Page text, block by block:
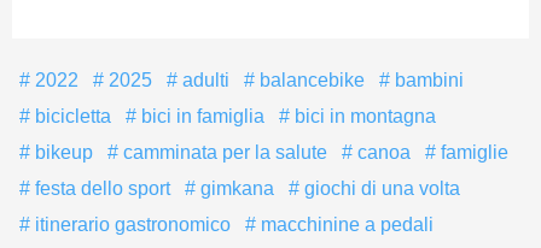
2022 2025 adulti balancebike
bambini
bicicletta
bici in famiglia
bici in montagna
bikeup
camminata per la salute canoa
famiglie
festa dello sport
gimkana
giochi di una volta
itinerario gastronomico
macchinine a pedali